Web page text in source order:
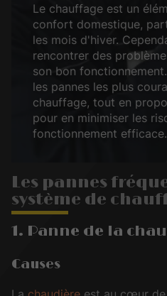
Le chauffage est un
confort domestique,
les mois d'hiver.
rencontrer des
son bon
les pannes les plus
chauffage, tout en
pour en minimiser les
fonctionnement efficace.
Les pannes
système de
1. Panne de la
Causes